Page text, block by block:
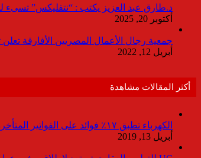
د.طارق عبد العزيز يكتب : “نتفليكس” تسىء
أكتوبر 20, 2025
جمعية رجال الأعمال المصريين الأفارقة
أبريل 12, 2022
أكثر المقالات مشاهدة
الكهرباء تطبق ١٧٪ فوائد على الفواتير المتأخرة بداية من مايو المقبل
أبريل 13, 2019